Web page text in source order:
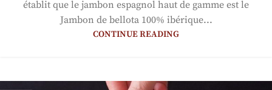
établit que le jambon espagnol haut de gamme est le
Jambon de bellota 100% ibérique...
CONTINUE READING